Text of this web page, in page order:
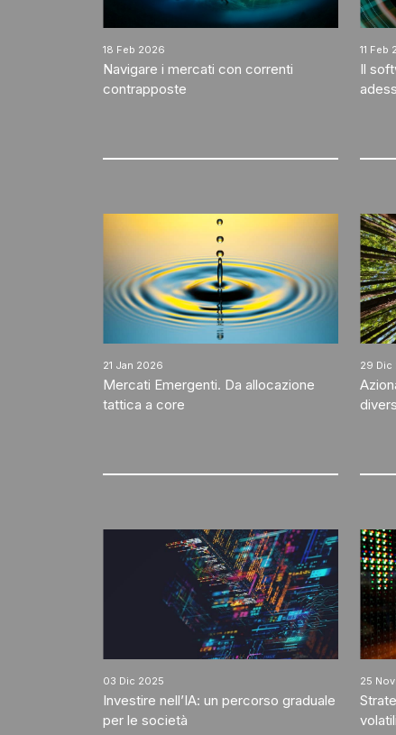
18 Feb 2026
Navigare i mercati con correnti
contrapposte
11 Feb
Il
21 Jan 2026
Mercati Emergenti. Da allocazione
tattica a core
29 Dic
03 Dic 2025
Investire nell’IA: un percorso graduale
per le società
25
volatili